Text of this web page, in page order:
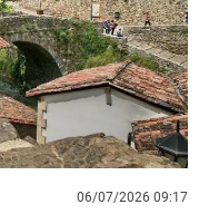
La rosa de los vientos
Gente viajera
Como el perro y el
Caso
Retornados
Equipo de
Operación Viuda
Extremadura
Galicia
La Rioja
Navarra
País Vasco
Virales
Televisión
Elecciones
06/07/2026 09:17